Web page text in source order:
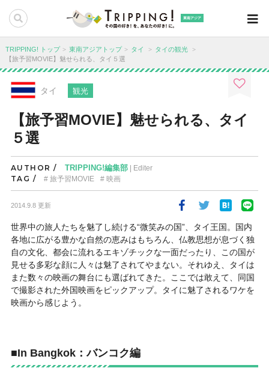
東南アジア
TRIPPING! トップ 東南アジアトップ タイ
タイの観光
【旅予習MOVIE】魅せられる、タイ５選
タイ 観光
【旅予習MOVIE】魅せられる、タイ
５選
AUTHOR / TRIPPING!編集部| Editer
TAG / 旅予習MOVIE 映画
2014.9.8 更新
世界中の旅人たちを魅了し続ける“微笑みの国”、タイ王国。国内
各地に広がる豊かな自然の恵みはもちろん、仏教思想が息づく独
自の文化、都会に流れるエキゾチックな一面だったり、この国が
見せる多彩な顔に人々は魅了されてやまない。それゆえ、タイは
また数々の映画の舞台にも選ばれてきた。ここでは敢えて、同国
で撮影された外国映画をピックアップ。タイに魅了されるワケを
映画から感じよう。
■In Bangkok：バンコク編